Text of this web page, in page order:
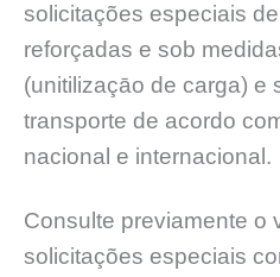
solicitações especiais
reforçadas e sob
(unitilizaçāo de carga) e
transporte de acordo
nacional e internacional.
Consulte previamente o
solicitações especiais